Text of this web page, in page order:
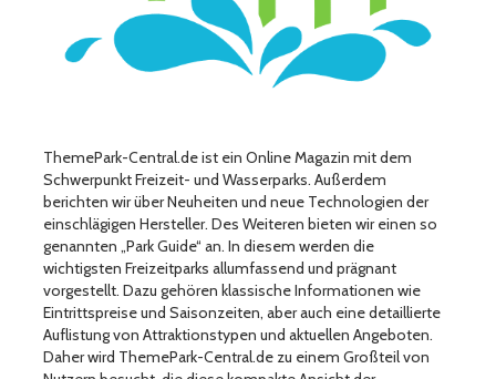
ThemePark-Central.de ist ein Online Magazin mit dem
Schwerpunkt Freizeit- und Wasserparks. Außerdem
berichten wir über Neuheiten und neue Technologien der
einschlägigen Hersteller. Des Weiteren bieten wir einen so
genannten „Park Guide“ an. In diesem werden die
wichtigsten Freizeitparks allumfassend und prägnant
vorgestellt. Dazu gehören klassische Informationen wie
Eintrittspreise und Saisonzeiten, aber auch eine detaillierte
Auflistung von Attraktionstypen und aktuellen Angeboten.
Daher wird ThemePark-Central.de zu einem Großteil von